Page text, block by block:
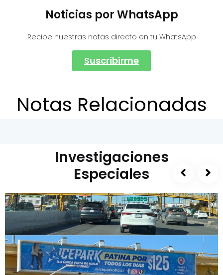
Noticias por WhatsApp
Recibe nuestras notas directo en tu WhatsApp
Suscribirme
Notas Relacionadas
Investigaciones
Especiales